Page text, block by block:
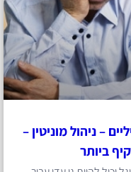
– ניהול מוניטין –
ביותר